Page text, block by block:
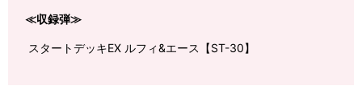
≪収録弾≫
スタートデッキEX ルフィ&エース【ST-30】